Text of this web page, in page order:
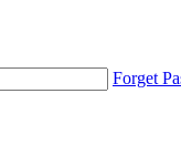
Forget